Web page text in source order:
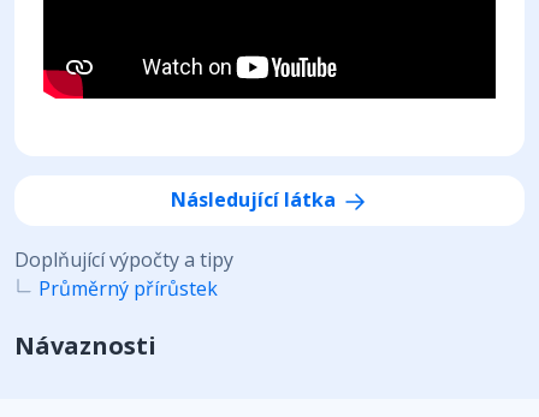
Následující látka
Doplňující výpočty a tipy
Průměrný přírůstek
Návaznosti